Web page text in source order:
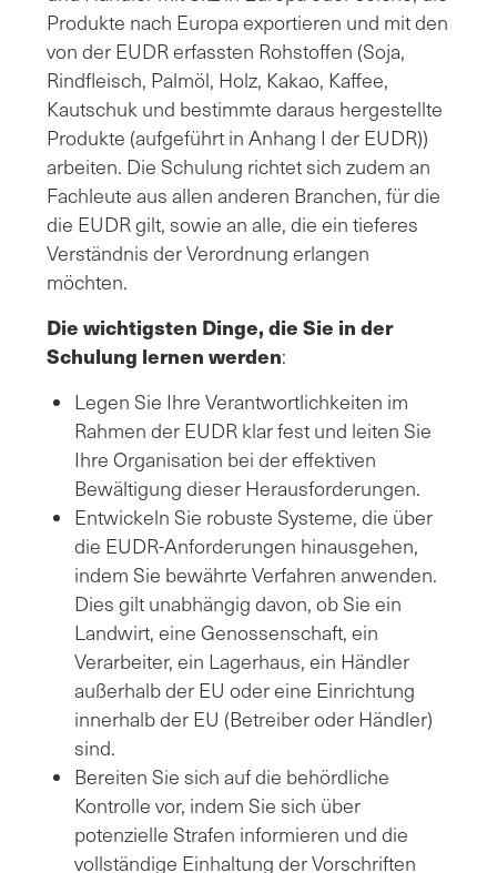
Produkte nach Europa exportieren und mit den
von der EUDR erfassten Rohstoffen (Soja,
Rindfleisch, Palmöl, Holz, Kakao, Kaffee,
Kautschuk und bestimmte daraus hergestellte
Produkte (aufgeführt in Anhang I der EUDR))
arbeiten. Die Schulung richtet sich zudem an
Fachleute aus allen anderen Branchen, für die
die EUDR gilt, sowie an alle, die ein tieferes
Verständnis der Verordnung erlangen
möchten.
Die wichtigsten Dinge, die Sie in der
Schulung lernen werden:
Legen Sie Ihre Verantwortlichkeiten im
Rahmen der EUDR klar fest und leiten Sie
Ihre Organisation bei der effektiven
Bewältigung dieser Herausforderungen.
Entwickeln Sie robuste Systeme, die über
die EUDR-Anforderungen hinausgehen,
indem Sie bewährte Verfahren anwenden.
Dies gilt unabhängig davon, ob Sie ein
Landwirt, eine Genossenschaft, ein
Verarbeiter, ein Lagerhaus, ein Händler
außerhalb der EU oder eine Einrichtung
innerhalb der EU (Betreiber oder Händler)
sind.
Bereiten Sie sich auf die behördliche
Kontrolle vor, indem Sie sich über
potenzielle Strafen informieren und die
vollständige Einhaltung der Vorschriften